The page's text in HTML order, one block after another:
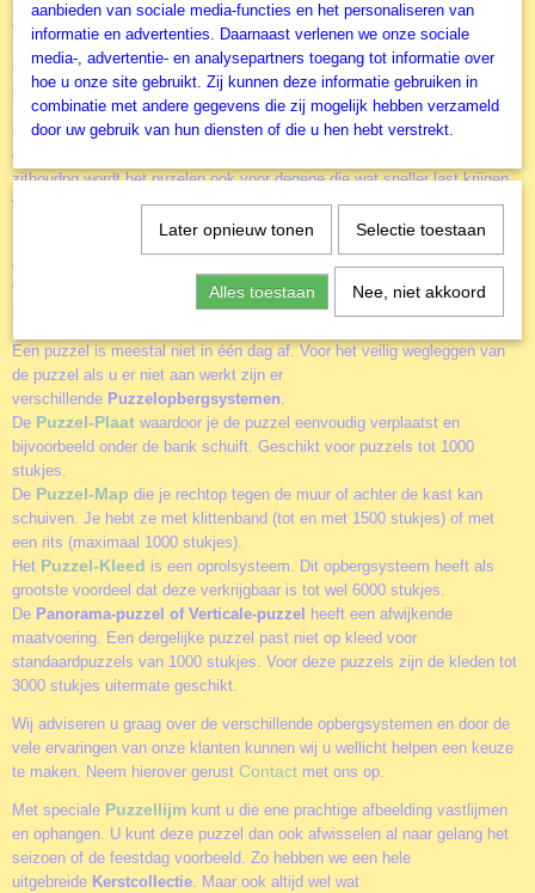
Accessoires
Door het gebruik van de diverse accessoires kun je het puzzelen nog
leuker maken. Of je nu alleen of samen aan een puzzel werkt. Of je
puzzels vaker wil maken of juist aan de muur wil hangen.
NIEUW dePuzzel-ezel . Dit geweldige hulpmiddel voor het zeer
comfortabel in elkaar leggen van een legpuzzel. Door een rechtere
zithoudng wordt het puzelen ook voor degene die wat sneller last krijgen
van nek, schouders of rug een stuk prettiger.
Een basis accessoire is het puzzel-sorteerbakje (er zitten 6 bakjes in
een verpakking). Alle stukjes netjes gesorteerd zodat je deze niet in een
volle doos hoeft te zoeken en de deksel met de afbeelding als voorbeeld
Een puzzel is meestal niet in één dag af. Voor het veilig wegleggen van
de puzzel als u er niet aan werkt zijn er
verschillende Puzzelopbergsystemen.
De Puzzel-Plaat waardoor je de puzzel eenvoudig verplaatst en
bijvoorbeeld onder de bank schuift. Geschikt voor puzzels tot 1000
stukjes.
De Puzzel-Map die je rechtop tegen de muur of achter de kast kan
schuiven. Je hebt ze met klittenband (tot en met 1500 stukjes) of met
een rits (maximaal 1000 stukjes).
Het Puzzel-Kleed is een oprolsysteem. Dit opbergsysteem heeft als
grootste voordeel dat deze verkrijgbaar is tot wel 6000 stukjes.
De Panorama-puzzel of Verticale-puzzel
heeft een afwijkende
maatvoering. Een dergelijke puzzel past niet op kleed voor
standaardpuzzels van 1000 stukjes. Voor deze puzzels zijn de kleden tot
3000 stukjes uitermate geschikt.
Wij adviseren u graag over de verschillende opbergsystemen en door de
vele ervaringen van onze klanten kunnen wij u wellicht helpen een keuze
te maken. Neem hierover gerust Contact met ons op.
Met speciale Puzzellijm kunt u die ene prachtige afbeelding vastlijmen
en ophangen. U kunt deze puzzel dan ook afwisselen al naar gelang het
seizoen of de feestdag voorbeeld. Zo hebben we een hele
uitgebreide Kerstcollectie. Maar ook altijd wel wat
aanbieden van sociale media-functies en het personaliseren van
informatie en advertenties. Daarnaast verlenen we onze sociale
media-, advertentie- en analysepartners toegang tot informatie over
hoe u onze site gebruikt. Zij kunnen deze informatie gebruiken in
combinatie met andere gegevens die zij mogelijk hebben verzameld
door uw gebruik van hun diensten of die u hen hebt verstrekt.
Later opnieuw tonen Selectie toestaan
Alles toestaan Nee, niet akkoord